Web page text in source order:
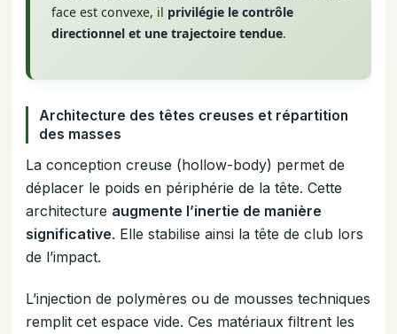
face est convexe, il privilégie le contrôle
directionnel et une trajectoire tendue.
Architecture des têtes creuses et répartition
des masses
La conception creuse (hollow-body) permet de
déplacer le poids en périphérie de la tête. Cette
architecture augmente l’inertie de manière
significative. Elle stabilise ainsi la tête de club lors
de l’impact.
L’injection de polymères ou de mousses techniques
remplit cet espace vide. Ces matériaux filtrent les